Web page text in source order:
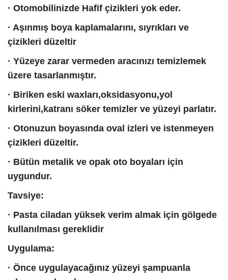
· Otomobilinizde Hafif çizikleri yok eder.
· Aşınmış boya kaplamalarını, sıyrıkları ve
çizikleri düzeltir
· Yüzeye zarar vermeden aracınızı temizlemek
üzere tasarlanmıştır.
· Biriken eski waxları,oksidasyonu,yol
kirlerini,katranı söker temizler ve yüzeyi parlatır.
· Otonuzun boyasında oval izleri ve istenmeyen
çizikleri düzeltir.
· Bütün metalik ve opak oto boyaları için
uygundur.
Tavsiye:
· Pasta ciladan yüksek verim almak için gölgede
kullanılması gereklidir
Uygulama:
· Önce uygulayacağınız yüzeyi şampuanla